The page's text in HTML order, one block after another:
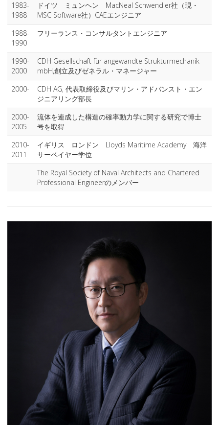
1983-
1988
ドイツ ミュンヘン MacNeal Schwendler社（現・
MSC Software社）CAEエンジニア
1988-
1990
フリーランス・コンサルタントエンジニア
1990-
2000
CDH Gesellschaft für angewandte Strukturmechanik
mbH,創立及びゼネラル・マネージャー
2000-
CDH AG, 代表取締役及びマリン・アドバンスト・エン
ジニアリング部長
2000-
2005
流体を連成した構造の確率動力学に関する研究で博士
号を取得
2010-
2011
イギリス ロンドン Lloyds Maritime Academy 海洋
サーベイヤー学位
The Royal Society of Naval Architects and Chartered
Professional Engineerのメンバー